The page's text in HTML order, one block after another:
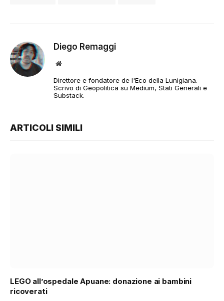
Diego Remaggi
Sito
Direttore e fondatore de l'Eco della Lunigiana.
Scrivo di Geopolitica su Medium, Stati Generali e
Substack.
ARTICOLI SIMILI
LEGO all’ospedale Apuane: donazione ai bambini
ricoverati